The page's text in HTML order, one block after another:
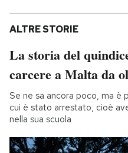
ALTRE STORIE
La storia del
carcere a Malta da
Se ne sa ancora poco, ma è
cui è stato arrestato, cioè
nella sua scuola